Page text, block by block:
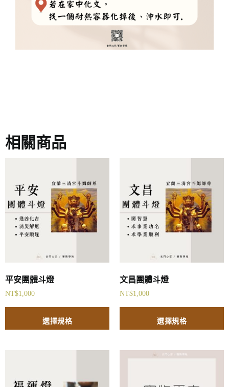
相關商品
平安團體斗燈
NT$1,000
選擇規格
文昌團體斗燈
NT$1,000
選擇規格